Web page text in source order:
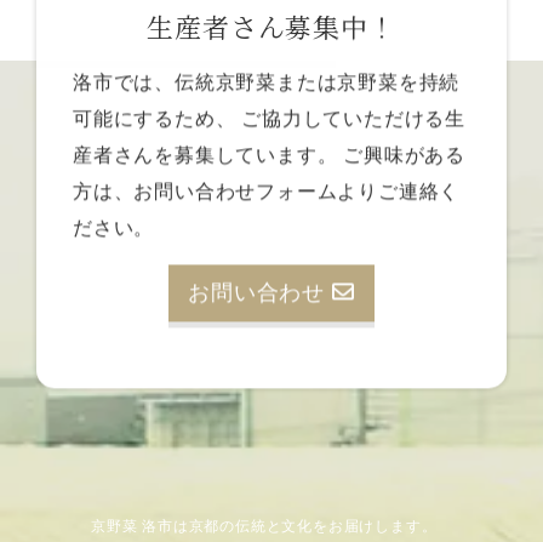
生産者さん募集中！
洛市では、伝統京野菜または京野菜を持続
可能にするため、
ご協力していただける生
産者さんを募集しています。
ご興味がある
方は、お問い合わせフォームよりご連絡く
ださい。
お問い合わせ
京野菜 洛市は京都の伝統と文化をお届けします。